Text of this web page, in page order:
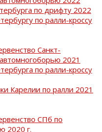
по дрифту 2022
по ралли-кроссу
Санкт-
2021
по ралли-кроссу
Карелии по ралли 2021
СПб по
2020 г.